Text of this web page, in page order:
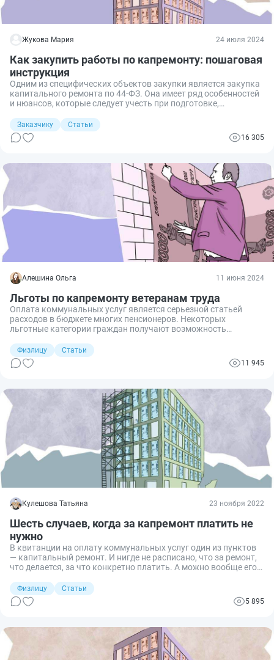
Жукова Мария 24 июля 2024
Как закупить работы по капремонту: пошаговая
инструкция
Одним из специфических объектов закупки является закупка
капитального ремонта по 44-ФЗ. Она имеет ряд особенностей
и нюансов, которые следует учесть при подготовке,
закупок капитального ремонта в многоквартирных домах
регулирует постановление Правительства РФ от 01.07.2016
№ 615.
Заказчику
Статьи
16 305
Алешина Ольга 11 июня 2024
Льготы по капремонту ветеранам труда
Оплата коммунальных услуг является серьезной статьей
расходов в бюджете многих пенсионеров. Некоторых
льготные категории граждан получают возможность
предусмотрены ли льготы при уплате взносов на
капитальный ремонт для ветеранов труда.
Физлицу
Статьи
11 945
Кулешова Татьяна 23 ноября 2022
Шесть случаев, когда за капремонт платить не
нужно
В квитанции на оплату коммунальных услуг один из пунктов
— капитальный ремонт. И нигде не расписано, что за ремонт,
что делается, за что конкретно платить. А можно вообще его
Физлицу
Статьи
5 895